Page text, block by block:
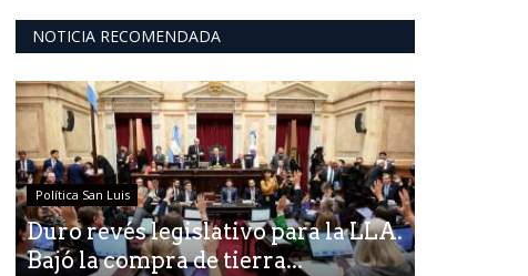
NOTICIA RECOMENDADA
Política San Luis
Duro revés legislativo para la LLA.
Bajó la compra de tierra...